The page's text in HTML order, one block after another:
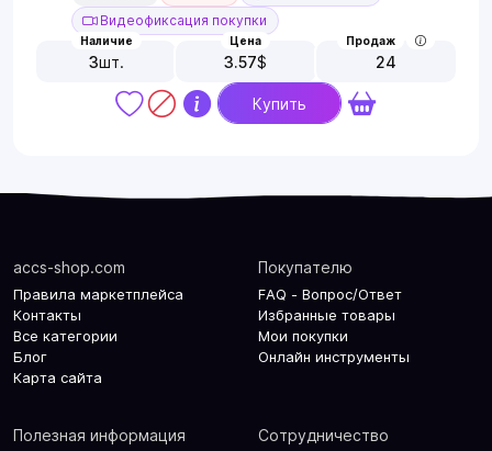
Видеофиксация покупки
Наличие
3шт.
Цена
3.57$
Продаж
24
Купить
accs-shop.com
Правила маркетплейса
Контакты
Все категории
Блог
Карта сайта
Покупателю
FAQ - Вопрос/Ответ
Избранные товары
Мои покупки
Онлайн инструменты
Полезная информация Сотрудничество